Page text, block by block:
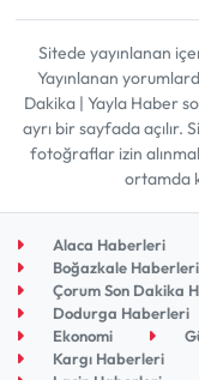
Sitede yayınlanan
Yayınlanan
Dakika | Yayla Haber
ayrı bir sayfada açılır.
fotoğraflar izin
ortamda
Alaca Haberleri
Boğazkale Haberleri
Çorum Son Dakika
Dodurga Haberleri
Ekonomi
Kargı Haberleri